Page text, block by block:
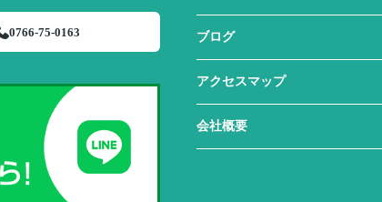
0766-75-0163 ブログ
アクセスマップ
会社概要